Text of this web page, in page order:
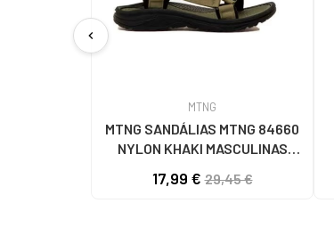
chevron_left
MTNG
MTNG SANDÁLIAS MTNG 84660
NYLON KHAKI MASCULINAS
17,99 €29,45 €